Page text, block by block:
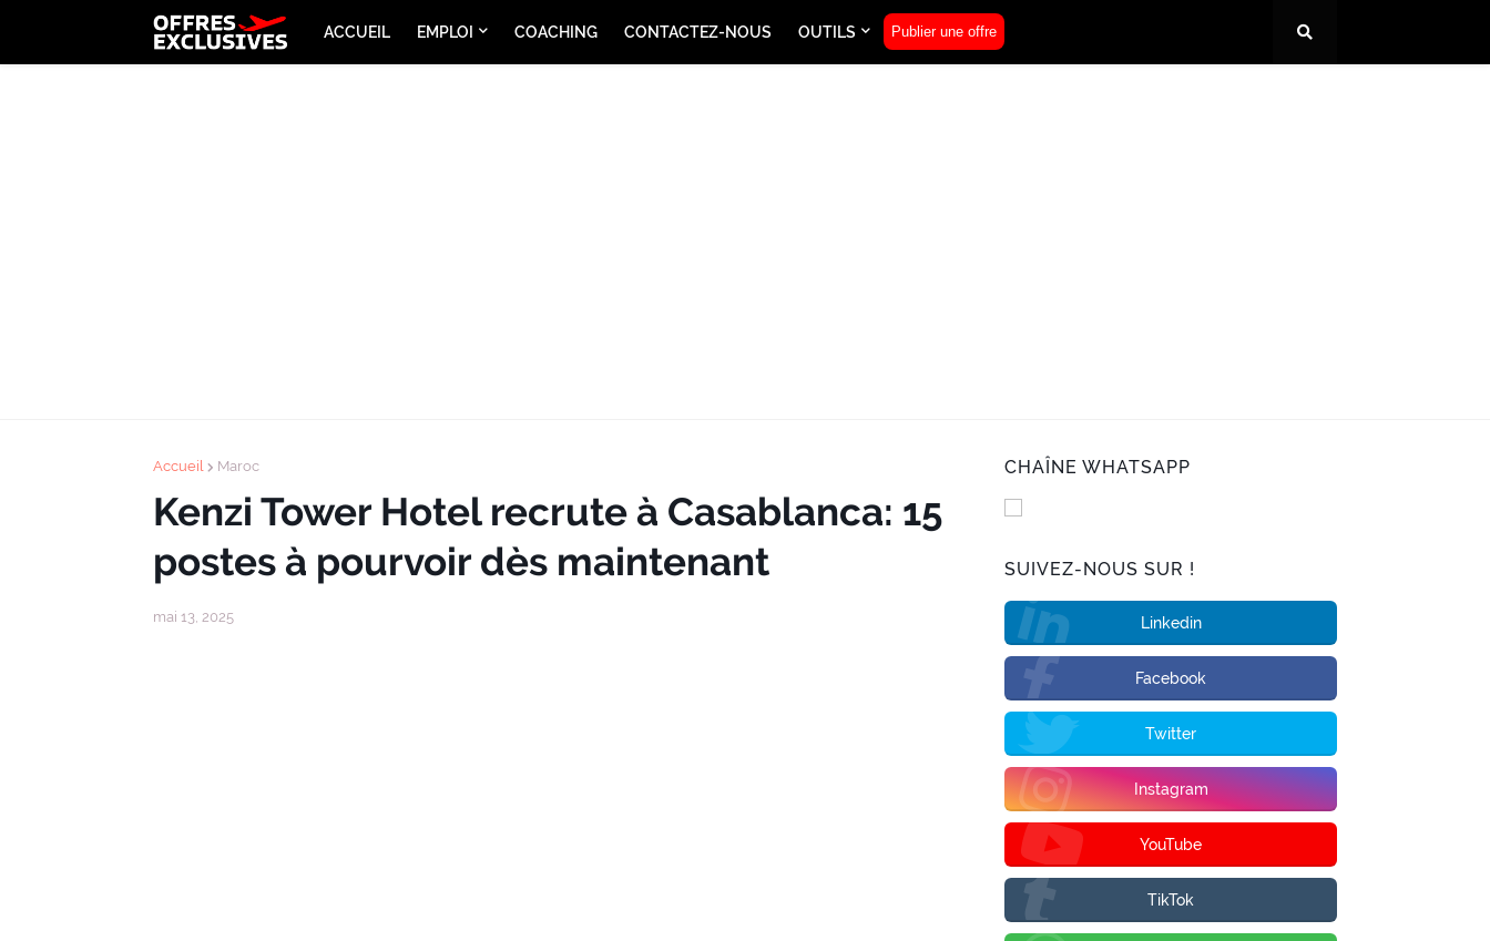
ACCUEIL EMPLOI COACHING CONTACTEZ-NOUS OUTILS Publier une offre
Accueil Maroc
Kenzi Tower Hotel recrute à Casablanca: 15
postes à pourvoir dès maintenant
mai 13, 2025
CHAÎNE WHATSAPP
SUIVEZ-NOUS SUR !
Linkedin
Facebook
Twitter
Instagram
YouTube
TikTok